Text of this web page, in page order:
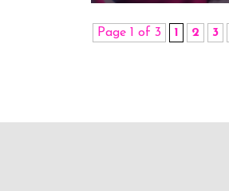
Page 1 of 3 1 2 3